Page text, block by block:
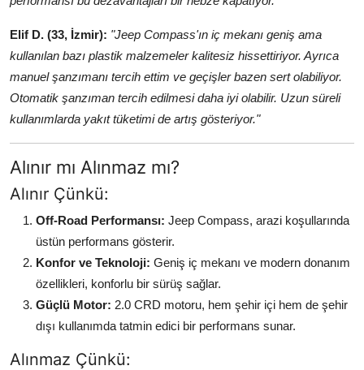
Elif D. (33, İzmir): "Jeep Compass'ın iç mekanı geniş ama
kullanılan bazı plastik malzemeler kalitesiz hissettiriyor. Ayrıca
manuel şanzımanı tercih ettim ve geçişler bazen sert olabiliyor.
Otomatik şanzıman tercih edilmesi daha iyi olabilir. Uzun süreli
kullanımlarda yakıt tüketimi de artış gösteriyor."
Alınır mı Alınmaz mı?
Alınır Çünkü:
Off-Road Performansı: Jeep Compass, arazi koşullarında
üstün performans gösterir.
Konfor ve Teknoloji: Geniş iç mekanı ve modern donanım
özellikleri, konforlu bir sürüş sağlar.
Güçlü Motor: 2.0 CRD motoru, hem şehir içi hem de şehir
dışı kullanımda tatmin edici bir performans sunar.
Alınmaz Çünkü: